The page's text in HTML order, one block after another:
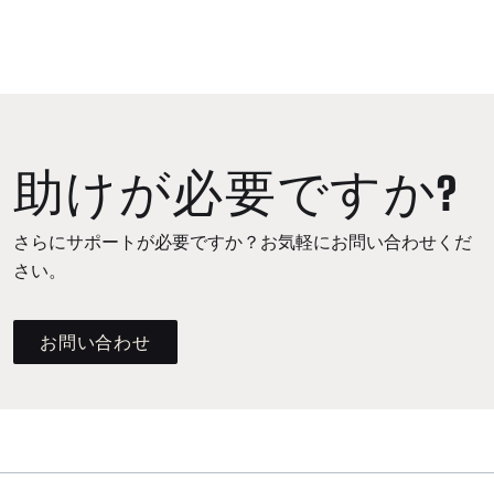
助けが必要ですか?
さらにサポートが必要ですか？お気軽にお問い合わせくだ
さい。
お問い合わせ